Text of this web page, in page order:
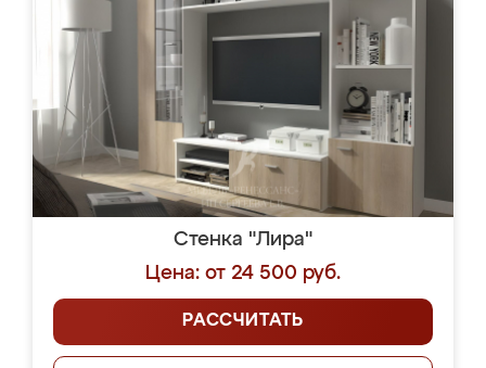
Стенка "Лира"
Цена: от 24 500 руб.
РАССЧИТАТЬ